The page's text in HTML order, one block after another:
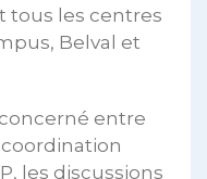
tous les centres
Belval et
entre
les discussions